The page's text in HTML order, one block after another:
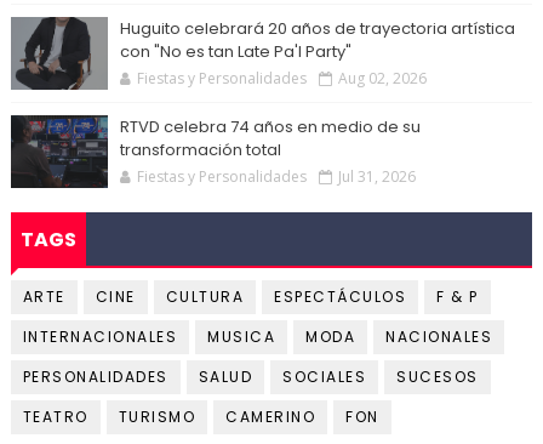
Huguito celebrará 20 años de trayectoria artística
con "No es tan Late Pa'l Party"
Fiestas y Personalidades Aug 02, 2026
RTVD celebra 74 años en medio de su
transformación total
Fiestas y Personalidades Jul 31, 2026
TAGS
ARTE CINE CULTURA ESPECTÁCULOS
F & P
INTERNACIONALES
MUSICA MODA
NACIONALES
PERSONALIDADES
SALUD SOCIALES
SUCESOS
TEATRO
TURISMO CAMERINO FON